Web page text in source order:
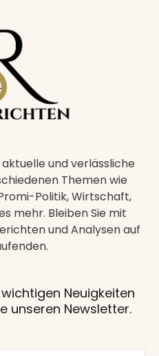
und verlässliche
Themen wie
Politik, Wirtschaft,
mehr. Bleiben Sie mit
und Analysen auf
Neuigkeiten
unseren Newsletter.